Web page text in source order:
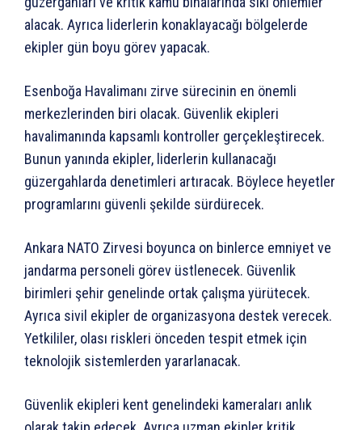
alacak. Ayrıca liderlerin konaklayacağı bölgelerde
ekipler gün boyu görev yapacak.
Esenboğa Havalimanı zirve sürecinin en önemli
merkezlerinden biri olacak. Güvenlik ekipleri
havalimanında kapsamlı kontroller gerçekleştirecek.
Bunun yanında ekipler, liderlerin kullanacağı
güzergahlarda denetimleri artıracak. Böylece heyetler
programlarını güvenli şekilde sürdürecek.
Ankara NATO Zirvesi boyunca on binlerce emniyet ve
jandarma personeli görev üstlenecek. Güvenlik
birimleri şehir genelinde ortak çalışma yürütecek.
Ayrıca sivil ekipler de organizasyona destek verecek.
Yetkililer, olası riskleri önceden tespit etmek için
teknolojik sistemlerden yararlanacak.
Güvenlik ekipleri kent genelindeki kameraları anlık